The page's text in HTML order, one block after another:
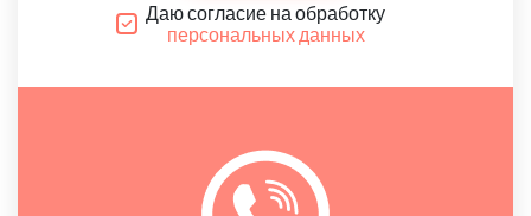
Даю согласие на обработку
персональных данных